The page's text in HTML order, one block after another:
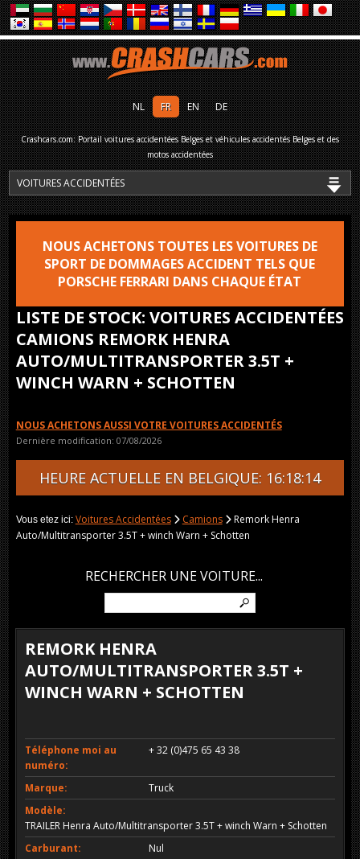
NL FR EN DE
Crashcars.com: Portail voitures accidentées Belges et véhicules accidentés Belges et des
motos accidentées
LISTE DE STOCK: VOITURES ACCIDENTÉES
CAMIONS REMORK HENRA
AUTO/MULTITRANSPORTER 3.5T +
WINCH WARN + SCHOTTEN
NOUS ACHETONS TOUTES LES VOITURES DE
SPORT DE DOMMAGES ACCIDENT TELS QUE
PORSCHE FERRARI DANS CHAQUE ÉTAT
NOUS ACHETONS AUSSI VOTRE VOITURES ACCIDENTÉS
Dernière modification: 07/08/2026
HEURE ACTUELLE EN BELGIQUE: 16:18:14
Vous etez ici: Voitures Accidentées Camions
Remork Henra
Auto/Multitransporter 3.5T + winch Warn + Schotten
RECHERCHER UNE VOITURE...
REMORK HENRA
AUTO/MULTITRANSPORTER 3.5T +
WINCH WARN + SCHOTTEN
Téléphone moi au
numéro:
+ 32 (0)475 65 43 38
Marque:
Truck
Modèle:
TRAILER Henra Auto/Multitransporter 3.5T + winch Warn + Schotten
Carburant:
Nul